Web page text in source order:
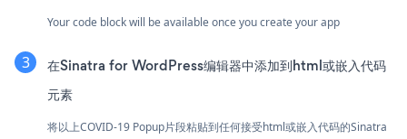
Your code block will be available once you create your app
在Sinatra for WordPress编辑器中添加到html或嵌入代码
元素
将以上COVID-19 Popup片段粘贴到任何接受html或嵌入代码的Sinatra